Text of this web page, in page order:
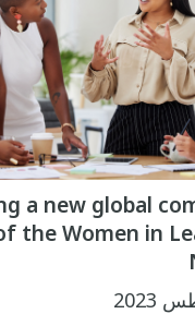
a new global
the Women in